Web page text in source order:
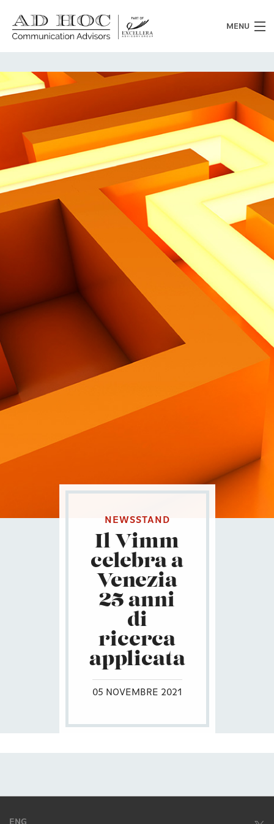
MENU
Chi siamo
Cosa facciamo
News
Clienti
Heritage
Lavora con noi
Contatti
Eng
NEWSSTAND
Il Vimm
celebra a
Venezia
25 anni
di
ricerca
applicata
05 NOVEMBRE 2021
ENG